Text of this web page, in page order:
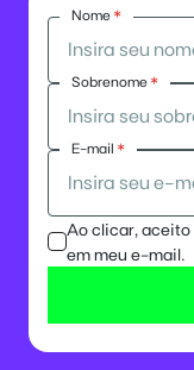
Nome *
Sobrenome *
E-mail *
Ao clicar, aceito
em meu e-mail.